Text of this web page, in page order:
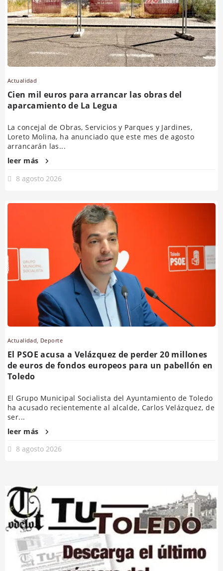
Actualidad
Cien mil euros para arrancar las obras del
aparcamiento de La Legua
La concejal de Obras, Servicios y Parques y Jardines,
Loreto Molina, ha anunciado que este mes de agosto
arrancarán las...
leer más
8 agosto 2026
Actualidad, Deporte
El PSOE acusa a Velázquez de perder 20 millones
de euros de fondos europeos para un pabellón en
Toledo
El Grupo Municipal Socialista del Ayuntamiento de Toledo
ha acusado recientemente al alcalde, Carlos Velázquez, de
ser...
leer más
8 agosto 2026